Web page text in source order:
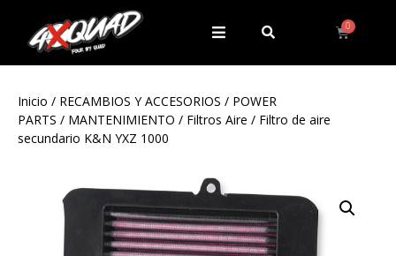
Inicio / RECAMBIOS Y ACCESORIOS / POWER
PARTS / MANTENIMIENTO / Filtros Aire / Filtro de aire
secundario K&N YXZ 1000